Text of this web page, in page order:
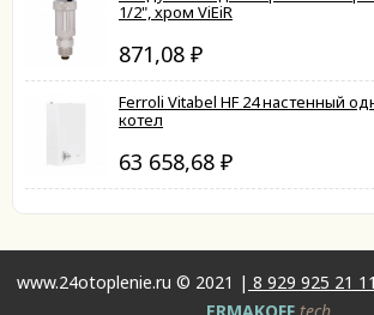
1/2", хром ViEiR
871,08 ₽
Ferroli Vitabel HF 24 настенный
котел
63 658,68 ₽
www.24otoplenie.ru © 2021 | 8 929 925 21 11